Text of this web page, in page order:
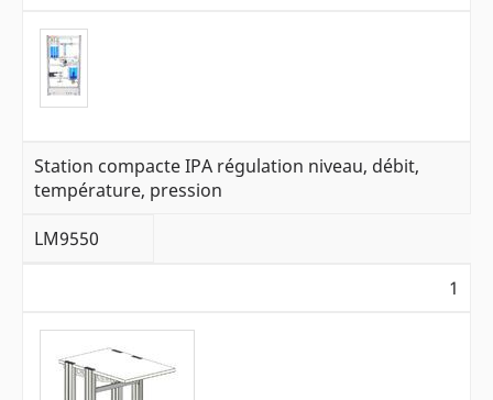
Station compacte IPA régulation niveau, débit,
température, pression
LM9550
1